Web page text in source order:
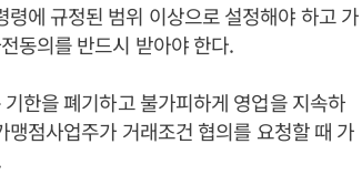
에 규정된 범위 이상으로 설정해야 하고 가
동의를 반드시 받아야 한다.
한을 폐기하고 불가피하게 영업을 지속하
점사업주가 거래조건 협의를 요청할 때 가